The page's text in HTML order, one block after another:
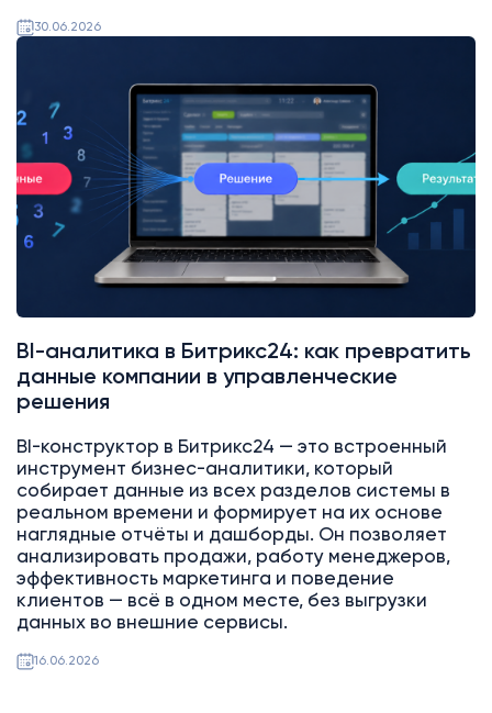
30.06.2026
BI-аналитика в Битрикс24: как превратить
данные компании в управленческие
решения
BI-конструктор в Битрикс24 — это встроенный
инструмент бизнес-аналитики, который
собирает данные из всех разделов системы в
реальном времени и формирует на их основе
наглядные отчёты и дашборды. Он позволяет
анализировать продажи, работу менеджеров,
эффективность маркетинга и поведение
клиентов — всё в одном месте, без выгрузки
данных во внешние сервисы.
16.06.2026